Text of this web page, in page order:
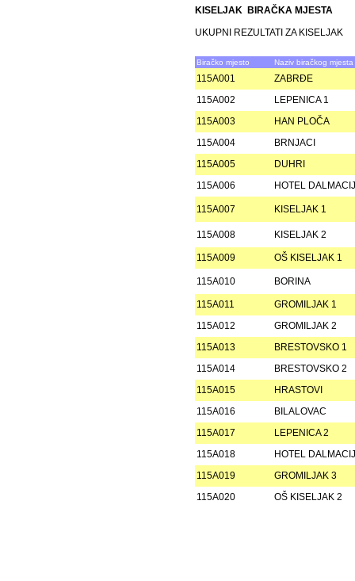
KISELJAK BIRAČKA MJESTA
UKUPNI REZULTATI ZA KISELJAK
Biračko mjesto Naziv biračkog mjesta
115A001
ZABRÐE
115A002
LEPENICA 1
115A003
HAN PLOČA
115A004
BRNJACI
115A005
DUHRI
115A006
HOTEL
115A007 KISELJAK 1
115A008 KISELJAK 2
115A009 OŠ KISELJAK 1
115A010 BORINA
115A011
GROMILJAK 1
115A012
GROMILJAK 2
115A013
BRESTOVSKO 1
115A014
BRESTOVSKO 2
115A015
HRASTOVI
115A016
BILALOVAC
115A017
LEPENICA 2
115A018
HOTEL
115A019
GROMILJAK 3
115A020
OŠ KISELJAK 2